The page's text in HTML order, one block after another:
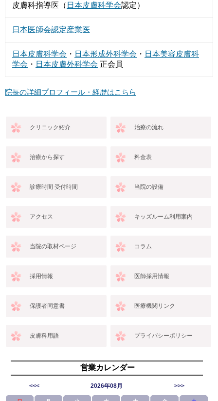
皮膚科指導医（ 日本皮膚科学会認定）
日本医師会認定産業医
日本皮膚科学会 ・ 日本形成外科学会 ・ 日本美容皮膚科
学会 ・ 日本皮膚外科学会 正会員
院長の詳細プロフィール・経歴はこちら
クリニック紹介 治療の流れ
治療から探す 料金表
診療時間 受付時間 当院の設備
アクセス キッズルーム利用案内
当院の取材ページ コラム
採用情報 医師採用情報
保護者同意書 医療機関リンク
皮膚科用語 プライバシーポリシー
営業カレンダー
<<< 2026年08月 >>>